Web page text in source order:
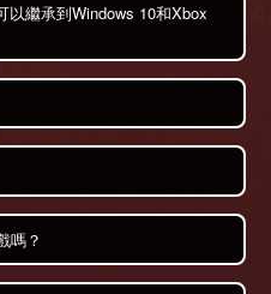
繼承到Windows 10和Xbox
嗎？